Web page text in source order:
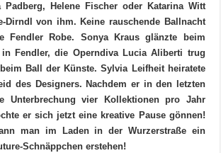
Padberg, Helene Fischer oder Katarina Witt
Dirndl von ihm. Keine rauschende Ballnacht
Fendler Robe. Sonya Kraus glänzte beim
in Fendler, die Operndiva Lucia Aliberti trug
beim Ball der Künste. Sylvia Leifheit heiratete
des Designers. Nachdem er in den letzten
Unterbrechung vier Kollektionen pro Jahr
er sich jetzt eine kreative Pause gönnen!
man im Laden in der Wurzerstraße ein
Schnäppchen erstehen!